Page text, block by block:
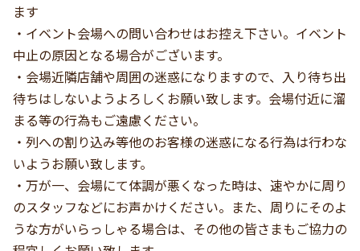
ます
・イベント会場への問い合わせはお控え下さい。イベント
中止の原因となる場合がございます。
・会場近隣店舗や周囲の迷惑になりますので、入り待ち出
待ちはしないようよろしくお願い致します。会場付近に溜
まる等の行為もご遠慮ください。
・列への割り込み等他のお客様の迷惑になる行為は行わな
いようお願い致します。
・万が一、会場にて体調が悪くなった時は、速やかに周り
のスタッフなどにお声かけください。また、周りにそのよ
うな方がいらっしゃる場合は、その他の皆さまもご協力の